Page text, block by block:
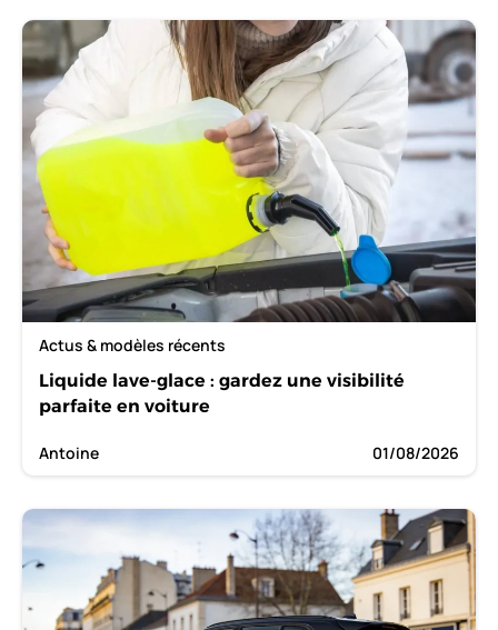
Actus & modèles récents
Liquide lave-glace : gardez une visibilité
parfaite en voiture
Antoine 01/08/2026